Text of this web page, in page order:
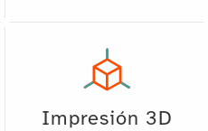
Impresión 3D